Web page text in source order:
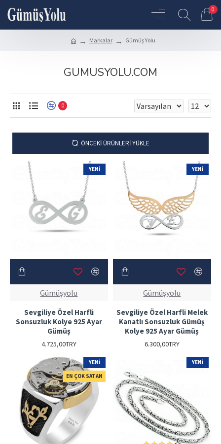
0
Markalar Gümüş Yolu
GUMUSYOLU.COM
0
ÖNCEKI ÜRÜNLERI YÜKLE
YENI
Gümüşyolu
Sevgiliye Özel Harfli
Sonsuzluk Kolye 925 Ayar
Gümüş
4.725,00TRY
YENI
Gümüşyolu
Sevgiliye Özel Harfli Melek
Kanatlı Sonsuzluk Gümüş
Kolye 925 Ayar Gümüş
6.300,00TRY
YENI
EN ÇOK SATAN
YENI